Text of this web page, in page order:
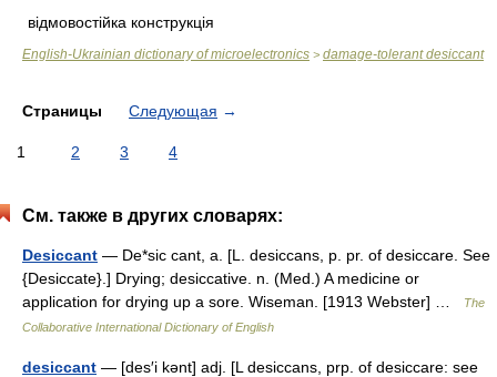
відмовостійка конструкція
English-Ukrainian dictionary of microelectronics > damage-tolerant desiccant
Страницы Следующая →
1 2 3 4
См. также в других словарях:
Desiccant — De*sic cant, a. [L. desiccans, p. pr. of desiccare. See
{Desiccate}.] Drying; desiccative. n. (Med.) A medicine or
application for drying up a sore. Wiseman. [1913 Webster] …
The
Collaborative International Dictionary of English
desiccant — [des′i kənt] adj. [L desiccans, prp. of desiccare: see